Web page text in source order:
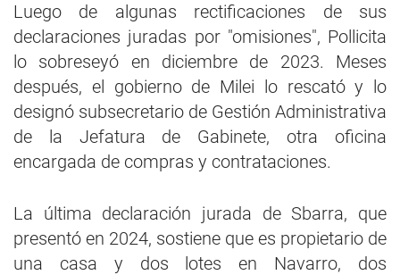
Luego de algunas rectificaciones de sus
declaraciones juradas por "omisiones", Pollicita
lo sobreseyó en diciembre de 2023. Meses
después, el gobierno de Milei lo rescató y lo
designó subsecretario de Gestión Administrativa
de la Jefatura de Gabinete, otra oficina
encargada de compras y contrataciones.
La última declaración jurada de Sbarra, que
presentó en 2024, sostiene que es propietario de
una casa y dos lotes en Navarro, dos